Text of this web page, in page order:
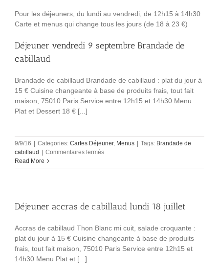
Pour les déjeuners, du lundi au vendredi, de 12h15 à 14h30
Carte et menus qui change tous les jours (de 18 à 23 €)
Déjeuner vendredi 9 septembre Brandade de
cabillaud
Brandade de cabillaud Brandade de cabillaud : plat du jour à
15 € Cuisine changeante à base de produits frais, tout fait
maison, 75010 Paris Service entre 12h15 et 14h30 Menu
Plat et Dessert 18 € [...]
9/9/16 Categories: Cartes Déjeuner, Menus Tags: Brandade de
cabillaud
Commentaires ferméssur
vendredi
de
Read More
Déjeuner accras de cabillaud lundi 18 juillet
Accras de cabillaud Thon Blanc mi cuit, salade croquante :
plat du jour à 15 € Cuisine changeante à base de produits
frais, tout fait maison, 75010 Paris Service entre 12h15 et
14h30 Menu Plat et [...]